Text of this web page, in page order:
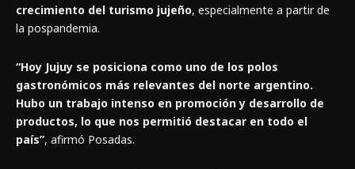
crecimiento del turismo jujeño, especialmente a partir de
la pospandemia.
“Hoy Jujuy se posiciona como uno de los polos
gastronómicos más relevantes del norte argentino.
Hubo un trabajo intenso en promoción y desarrollo de
productos, lo que nos permitió destacar en todo el
país”, afirmó Posadas.